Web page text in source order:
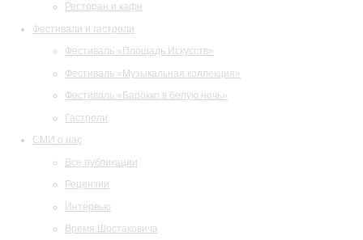
Ресторан и кафе
Фестивали и гастроли
Фестиваль «Площадь Искусств»
Фестиваль «Музыкальная коллекция»
Фестиваль «Барокко в белую ночь»
Гастроли
СМИ о нас
Все публикации
Рецензии
Интервью
Время Шостаковича